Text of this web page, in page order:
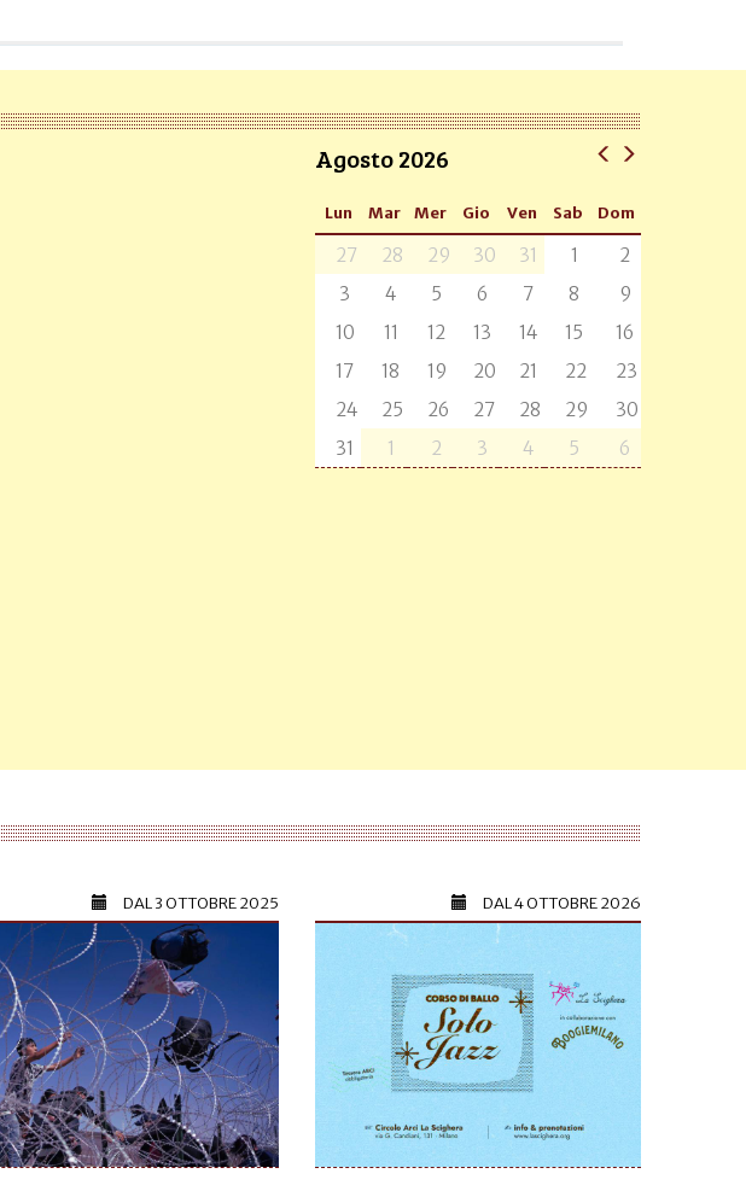
Agosto 2026
Lun Mar Mer Gio Ven Sab Dom
27 28 29 30 31 1
2
3
4 5 6 7 8
9
10
11 12 13 14 15
16
17
18 19 20 21 22
23
24
25 26 27 28 29
30
31
1 2 3 4 5 6
DAL3 OTTOBRE 2025 DAL4 OTTOBRE 2026